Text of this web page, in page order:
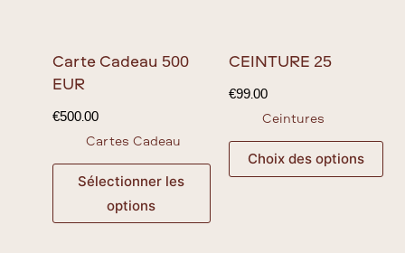
Carte Cadeau 500
EUR
€500.00
Cartes Cadeau
Sélectionner les
options
CEINTURE 25
€99.00
Ceintures
Choix des options